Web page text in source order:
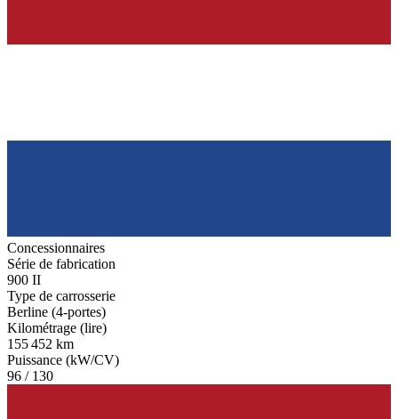
Concessionnaires
Série de fabrication
900 II
Type de carrosserie
Berline (4-portes)
Kilométrage (lire)
155 452 km
Puissance (kW/CV)
96 / 130